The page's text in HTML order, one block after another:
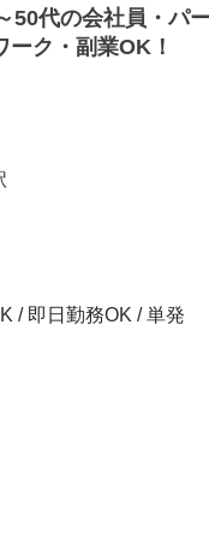
50代の会社員・パ
ク・副業OK！
/ 即日勤務OK / 単発